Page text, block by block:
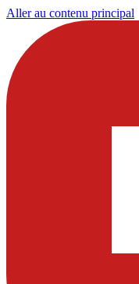
Aller au contenu principal